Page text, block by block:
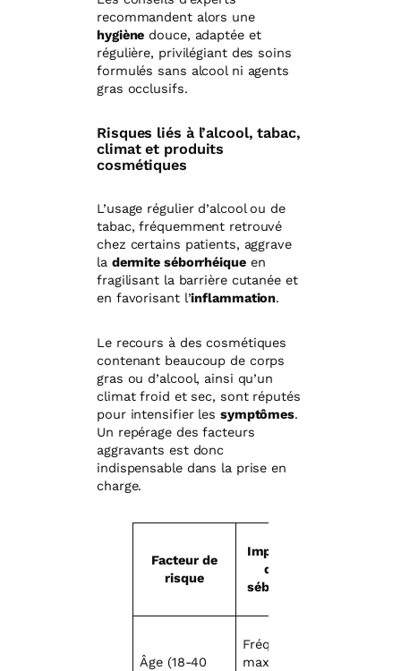
recommandent alors une
hygiène douce, adaptée et
régulière, privilégiant des soins
formulés sans alcool ni agents
gras occlusifs.
Risques liés à l’alcool, tabac,
climat et produits
cosmétiques
L’usage régulier d’alcool ou de
tabac, fréquemment retrouvé
chez certains patients, aggrave
la dermite séborrhéiqueen
fragilisant la barrière cutanée et
en favorisant l’inflammation.
Le recours à des cosmétiques
contenant beaucoup de corps
gras ou d’alcool, ainsi qu’un
climat froid et sec, sont réputés
pour intensifier les symptômes.
Un repérage des facteurs
aggravants est donc
indispensable dans la prise en
charge.
Facteur de
risque
Impact sur la
dermite
séborrhéique
Âge (18-40
Fréquence
maximale des